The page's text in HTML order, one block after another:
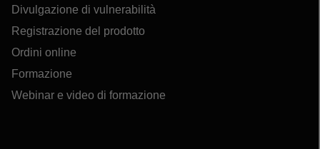
Divulgazione di vulnerabilità
Registrazione del prodotto
Ordini online
Formazione
Webinar e video di formazione